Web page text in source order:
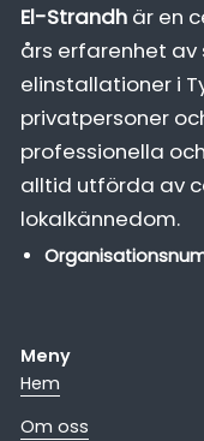
El-Strandhär en
års erfarenhet av
elinstallationer i
privatpersoner
professionella
alltid utförda av
lokalkännedom.
Meny
Hem
Om oss